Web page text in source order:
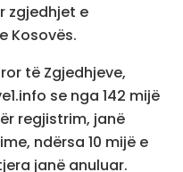
zgjedhjet e
Kosovës.
të Zgjedhjeve,
se nga 142 mijë
regjistrim, janë
ndërsa 10 mijë e
janë anuluar.